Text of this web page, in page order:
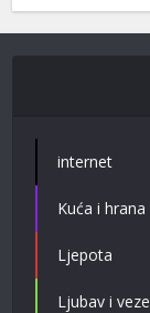
internet
Kuća i hrana
Ljepota
Ljubav i veze